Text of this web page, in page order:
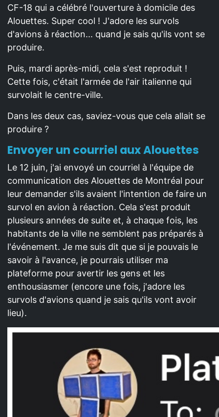
CF-18 qui a célébré l'ouverture à domicile des
Alouettes. Super cool ! J'adore les survols
d'avions à réaction... quand je sais qu'ils vont se
produire.
Puis, mardi après-midi, cela s'est reproduit !
Cette fois, c'était l'armée de l'air italienne qui
survolait le centre-ville.
Dans les deux cas, saviez-vous que cela allait se
produire ?
Envoyer un courriel aux Alouettes
Le 12 juin, j'ai envoyé un courriel à l'équipe de
communication des Alouettes de Montréal pour
leur demander s'ils avaient l'intention de faire un
survol en avion à réaction. Cela s'est produit
plusieurs années de suite et, à chaque fois, les
habitants de la ville ne semblent pas préparés à
l'événement. Je me suis dit que si je pouvais le
savoir à l'avance, je pourrais utiliser ma
plateforme pour avertir les gens et les
enthousiasmer (encore une fois, j'adore les
survols d'avions quand je sais qu'ils vont avoir
lieu).